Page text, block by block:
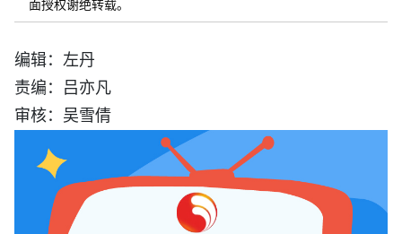
面授权谢绝转载。
编辑：左丹
责编：吕亦凡
审核：吴雪倩